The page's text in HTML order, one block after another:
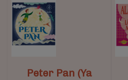
Peter Pan (Ya